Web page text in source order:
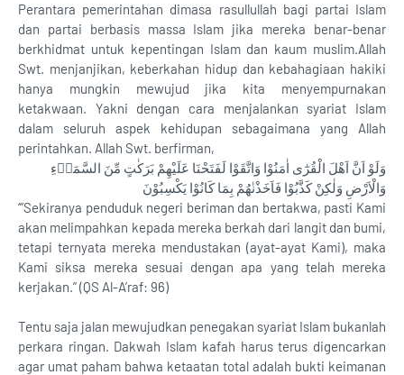
Perantara pemerintahan dimasa rasullullah bagi partai Islam
dan partai berbasis massa Islam jika mereka benar-benar
berkhidmat untuk kepentingan Islam dan kaum muslim.Allah
Swt. menjanjikan, keberkahan hidup dan kebahagiaan hakiki
hanya mungkin mewujud jika kita menyempurnakan
ketakwaan. Yakni dengan cara menjalankan syariat Islam
dalam seluruh aspek kehidupan sebagaimana yang Allah
perintahkan. Allah Swt. berfirman,
وَلَوْ اَنَّ اَهْلَ الْقُرٰٓى اٰمَنُوْا وَاتَّقَوْا لَفَتَحْنَا عَلَيْهِمْ بَرَكٰتٍ مِّنَ السَّمَاۤءِ
وَالْاَرْضِ وَلٰكِنْ كَذَّبُوْا فَاَخَذْنٰهُمْ بِمَا كَانُوْا يَكْسِبُوْنَ
‘”Sekiranya penduduk negeri beriman dan bertakwa, pasti Kami
akan melimpahkan kepada mereka berkah dari langit dan bumi,
tetapi ternyata mereka mendustakan (ayat-ayat Kami), maka
Kami siksa mereka sesuai dengan apa yang telah mereka
kerjakan.” (QS Al-A’raf: 96)
Tentu saja jalan mewujudkan penegakan syariat Islam bukanlah
perkara ringan. Dakwah Islam kafah harus terus digencarkan
agar umat paham bahwa ketaatan total adalah bukti keimanan